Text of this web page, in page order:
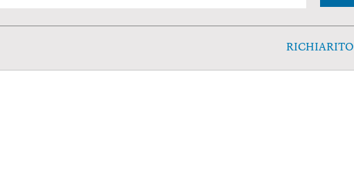
RICHIARITO